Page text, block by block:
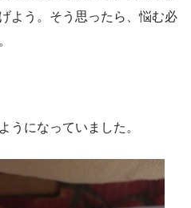
よう。そう思ったら、悩む必
うになっていました。